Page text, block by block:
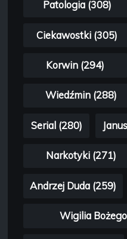
Patologia (308)
Ciekawostki (305)
Korwin (294)
Wiedźmin (288)
Serial (280)
Narkotyki (271)
Andrzej Duda (259)
Wigilia